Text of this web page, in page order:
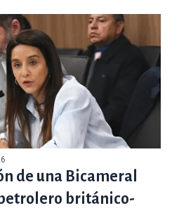
de una Bicameral
británico-